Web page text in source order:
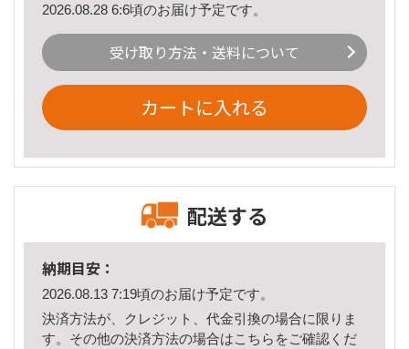
2026.08.28 6:6頃のお届け予定です。
受け取り方法・送料について
カートに入れる
配送する
納期目安：
2026.08.13 7:19頃のお届け予定です。
決済方法が、クレジット、代金引換の場合に限りま
す。その他の決済方法の場合はこちら をご確認くだ